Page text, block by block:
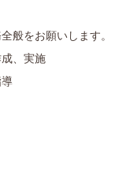
般をお願いします。
、実施